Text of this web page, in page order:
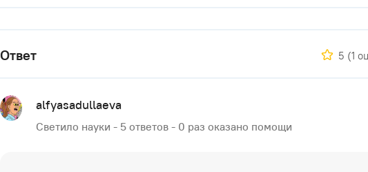
Ответ 5 (1
alfyasadullaeva
Светило науки - 5 ответов - 0 раз оказано помощи